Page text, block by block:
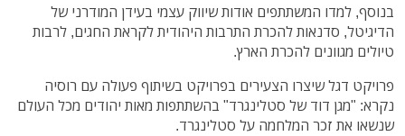
בנוסף, למדו המשתתפים אודות שיווק עצמי בעידן המודרני של
הדיגיטל, סדנאות להכרת התרבות היהודית לקראת החגים, לרבות
טיולים מגוונים להכרת הארץ.
פרויקט דגל שיצרו הצעירים בפרויקט בשיתוף פעולה עם רוסיה
נקרא: "מגן דוד של סטלינגרד" בהשתתפות מאות יהודים מכל העולם
שנשאו את זכר המלחמה על סטלינגרד.